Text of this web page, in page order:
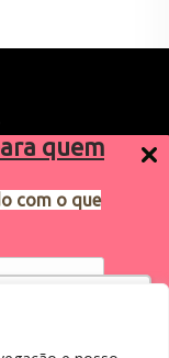
quem
com o que
melhor